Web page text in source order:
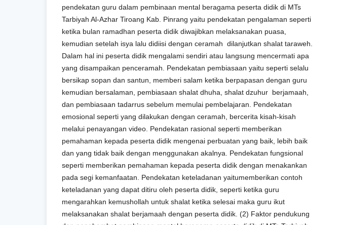
pendekatan guru dalam pembinaan mental beragama peserta didik di MTs
Tarbiyah Al-Azhar Tiroang Kab. Pinrang yaitu pendekatan pengalaman seperti
ketika bulan ramadhan peserta didik diwajibkan melaksanakan puasa,
kemudian setelah isya lalu didiisi dengan ceramah dilanjutkan shalat taraweh.
Dalam hal ini peserta didik mengalami sendiri atau langsung mencermati apa
yang disampaikan penceramah. Pendekatan pembiasaan yaitu seperti selalu
bersikap sopan dan santun, memberi salam ketika berpapasan dengan guru
kemudian bersalaman, pembiasaan shalat dhuha, shalat dzuhur berjamaah,
dan pembiasaan tadarrus sebelum memulai pembelajaran. Pendekatan
emosional seperti yang dilakukan dengan ceramah, bercerita kisah-kisah
melalui penayangan video. Pendekatan rasional seperti memberikan
pemahaman kepada peserta didik mengenai perbuatan yang baik, lebih baik
dan yang tidak baik dengan menggunakan akalnya. Pendekatan fungsional
seperti memberikan pemahaman kepada peserta didik dengan menakankan
pada segi kemanfaatan. Pendekatan keteladanan yaitumemberikan contoh
keteladanan yang dapat ditiru oleh peserta didik, seperti ketika guru
mengarahkan kemushollah untuk shalat ketika selesai maka guru ikut
melaksanakan shalat berjamaah dengan peserta didik. (2) Faktor pendukung